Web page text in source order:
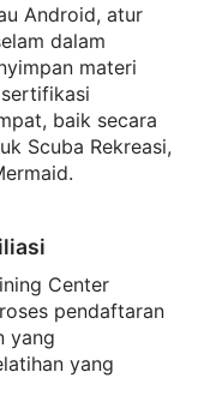
Android, atur
dalam
materi
baik secara
Scuba Rekreasi,
Center
pendaftaran
yang
yang